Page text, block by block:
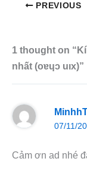
PREVIOUS
1 thought on
nhất (oɐɥɔ uıx)”
07/11/
Cảm ơn ad nhé